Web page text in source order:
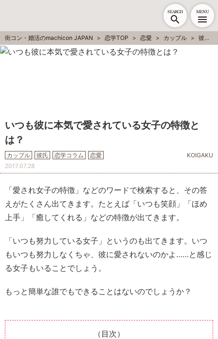
SEARCH MENU
街コン・婚活のmachicon JAPAN 恋学TOP 恋愛 カップル 彼氏
いつも彼に本気で愛されている女子の特徴と
は？
カップル 彼氏 恋学コラム 恋愛
KOIGAKU
2017.07.28
「愛され女子の特徴」などのワードで検索すると、その答
えがたくさん出てきます。たとえば「いつも笑顔」「ほめ
上手」「癒してくれる」などの特徴が出てきます。
「いつも努力している女子」というのも出てきます。いつ
もいつも努力しなくちゃ、彼に愛されないのかよ……と感じ
る女子もいることでしょう。
もっと簡単な誰でもできることはないのでしょうか？
（目次）